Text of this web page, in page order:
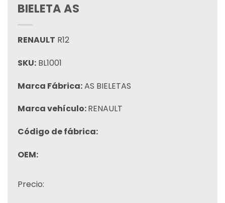
BIELETA AS
RENAULT R12
SKU: BL1001
Marca Fábrica:AS BIELETAS
Marca vehículo:RENAULT
Código de fábrica:
OEM:
Precio: